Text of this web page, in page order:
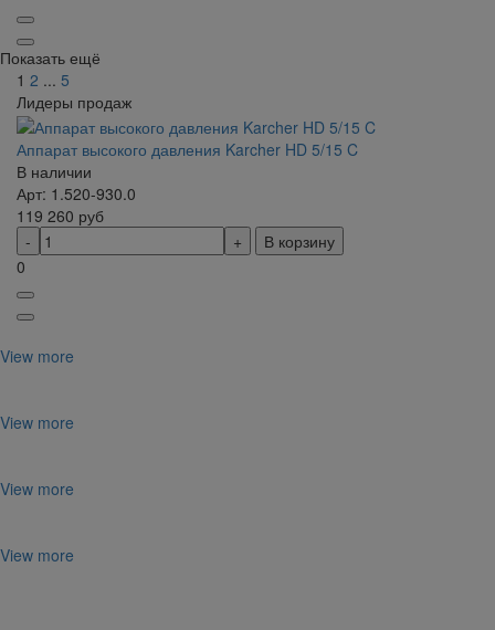
Показать ещё
1 2 ... 5
Лидеры продаж
Аппарат высокого давления Karcher HD 5/15 C
В наличии
Арт: 1.520-930.0
119 260 руб
В корзину
0
View more
View more
View more
View more